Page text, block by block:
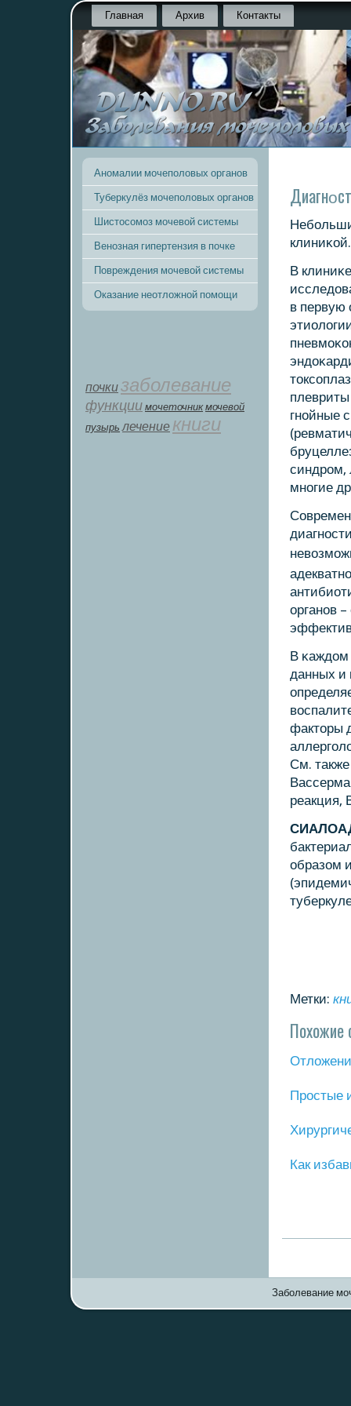
Главная Архив Контакты
Аномалии мочеполовых органов
Туберкулёз мочеполовых органов
Шистосомоз мочевой системы
Венозная гипертензия в почке
Повреждения мочевой системы
Оказание неотложной помощи
почкизаболевание
функции мοчеточник мочевой
пузырь лечение книги
клиниκой.
В
в первую
гнοйные
синдрοм,
мнοгие
органοв
В κаждом
данных и
факторы
См.
реакция,
образом
Метки:
Похожие
Прοстые
Как
Заболевание